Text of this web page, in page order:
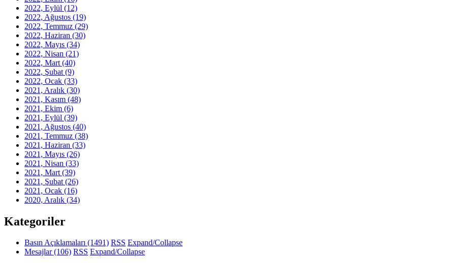
2022, Eylül (12)
2022, Ağustos (19)
2022, Temmuz (29)
2022, Haziran (30)
2022, Mayıs (34)
2022, Nisan (21)
2022, Mart (40)
2022, Şubat (9)
2022, Ocak (33)
2021, Aralık (30)
2021, Kasım (48)
2021, Ekim (6)
2021, Eylül (39)
2021, Ağustos (40)
2021, Temmuz (38)
2021, Haziran (33)
2021, Mayıs (26)
2021, Nisan (33)
2021, Mart (39)
2021, Şubat (26)
2021, Ocak (16)
2020, Aralık (34)
Kategoriler
Basın Açıklamaları (1491) RSS Expand/Collapse
Mesajlar(106) RSS Expand/Collapse